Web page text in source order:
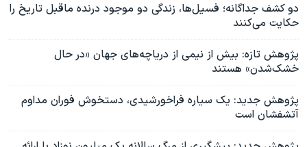
دو کشف جداگانه؛ فسیل‌ها، زندگی دو موجود درنده ماقبل تاریخ را
حکایت می‌کنند
پژوهش تازه: بیش از نیمی از دریاچه‌های جهان «در حال
خشک‌شدن» هستند
پژوهش جدید: یک سیاره فراخورشیدی، دستخوش فوران مداوم
آتشفشان است